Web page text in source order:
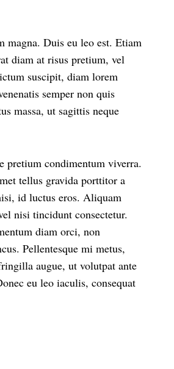
magna. Duis eu leo est. Etiam
diam at risus pretium, vel
suscipit, diam lorem
semper non quis
massa, ut sagittis neque
pretium condimentum viverra.
tellus gravida porttitor a
id luctus eros. Aliquam
nisi tincidunt consectetur.
diam orci, non
Pellentesque mi metus,
augue, ut volutpat ante
eu leo iaculis, consequat